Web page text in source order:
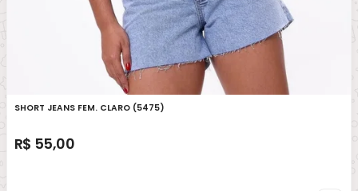
SHORT JEANS FEM. CLARO (5475)
R$ 55,00